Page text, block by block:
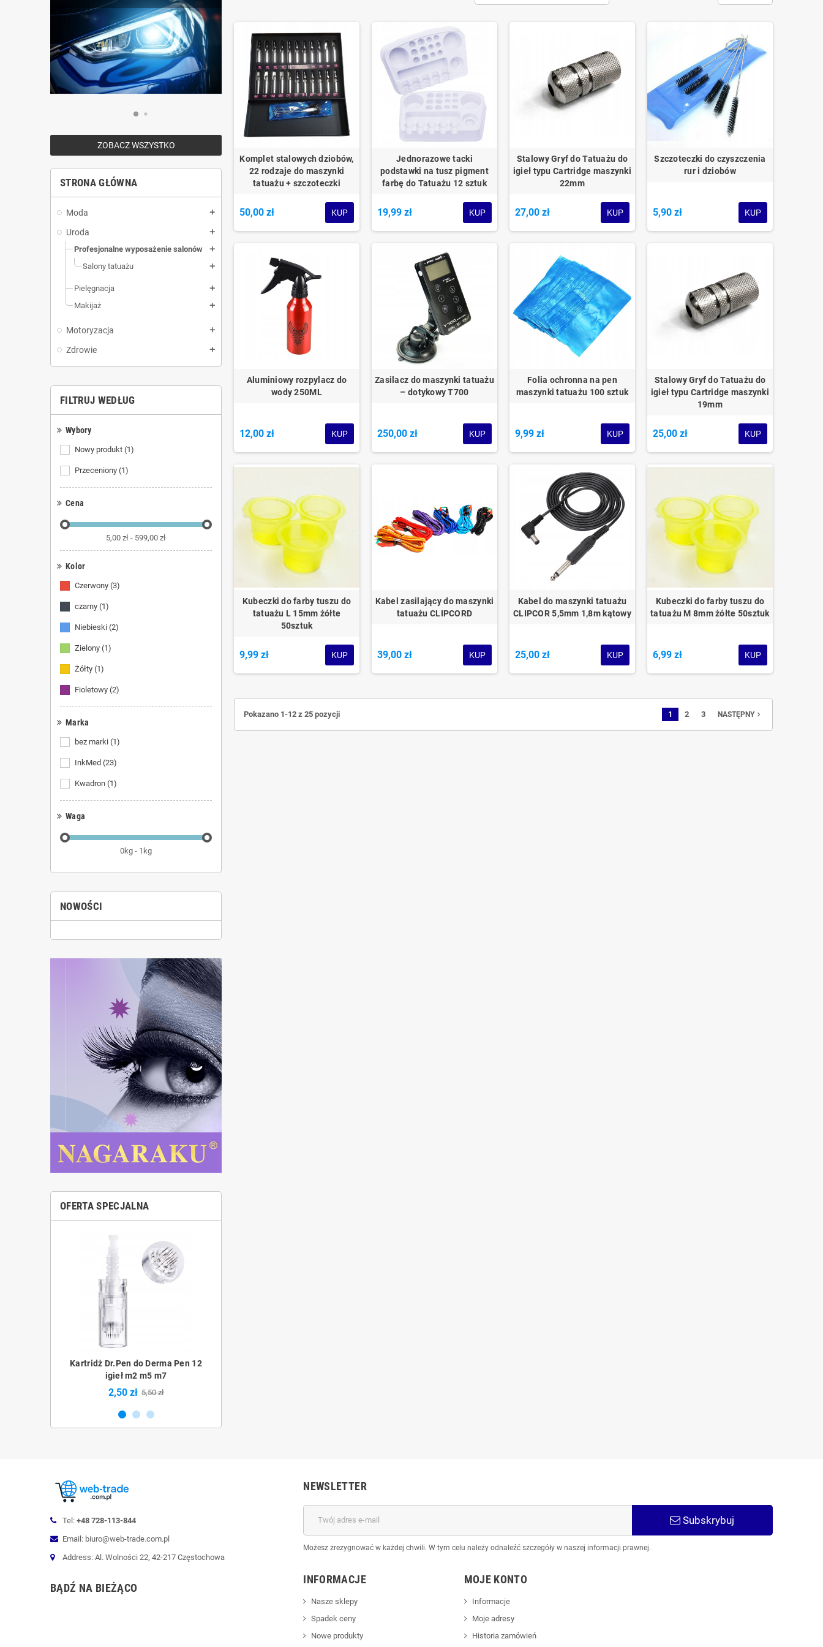
ZOBACZ WSZYSTKO
STRONA GŁÓWNA
Moda add
Uroda add
Profesjonalne wyposażenie salonów add
Salony tatuażu add
Pielęgnacja add
Makijaż add
Motoryzacja add
Zdrowie add
FILTRUJ WEDŁUG
Wybory
Nowy produkt (1)
Przeceniony (1)
Cena
5,00 zł - 599,00 zł
Kolor
Czerwony (3)
czarny (1)
Niebieski (2)
Zielony (1)
Żółty (1)
Fioletowy (2)
Marka
bez marki (1)
InkMed (23)
Kwadron (1)
Waga
0kg - 1kg
NOWOŚCI
OFERTA SPECJALNA
Kartridż Dr.Pen do Derma Pen 12
igieł m2 m5 m7
2,50 zł 5,50 zł
Komplet stalowych dziobów,
22 rodzaje do maszynki
tatuażu + szczoteczki
50,00 zł KUP
Jednorazowe tacki
podstawki na tusz pigment
farbę do Tatuażu 12 sztuk
19,99 zł KUP
Stalowy Gryf do Tatuażu do
igieł typu Cartridge maszynki
22mm
27,00 zł KUP
Szczoteczki do czyszczenia
rur i dziobów
5,90 zł KUP
Aluminiowy rozpylacz do
wody 250ML
12,00 zł KUP
Zasilacz do maszynki tatuażu
– dotykowy T700
250,00 zł KUP
Folia ochronna na pen
maszynki tatuażu 100 sztuk
9,99 zł KUP
Stalowy Gryf do Tatuażu do
igieł typu Cartridge maszynki
19mm
25,00 zł KUP
Kubeczki do farby tuszu do
tatuażu L 15mm żółte
50sztuk
9,99 zł KUP
Kabel zasilający do maszynki
tatuażu CLIPCORD
39,00 zł KUP
Kabel do maszynki tatuażu
CLIPCOR 5,5mm 1,8m kątowy
25,00 zł KUP
Kubeczki do farby tuszu do
tatuażu M 8mm żółte 50sztuk
6,99 zł KUP
Pokazano 1-12 z 25 pozycji 1 2 3 NASTĘPNYnavigate_next
Tel: +48 728-113-844
Email: biuro@web-trade.com.pl
Address: Al. Wolności 22, 42-217 Częstochowa
BĄDŹ NA BIEŻĄCO
NEWSLETTER
Subskrybuj
Możesz zrezygnować w każdej chwili. W tym celu należy odnaleźć szczegóły w naszej informacji prawnej.
INFORMACJE
Nasze sklepy
Spadek ceny
Nowe produkty
MOJE KONTO
Informacje
Moje adresy
Historia zamówień